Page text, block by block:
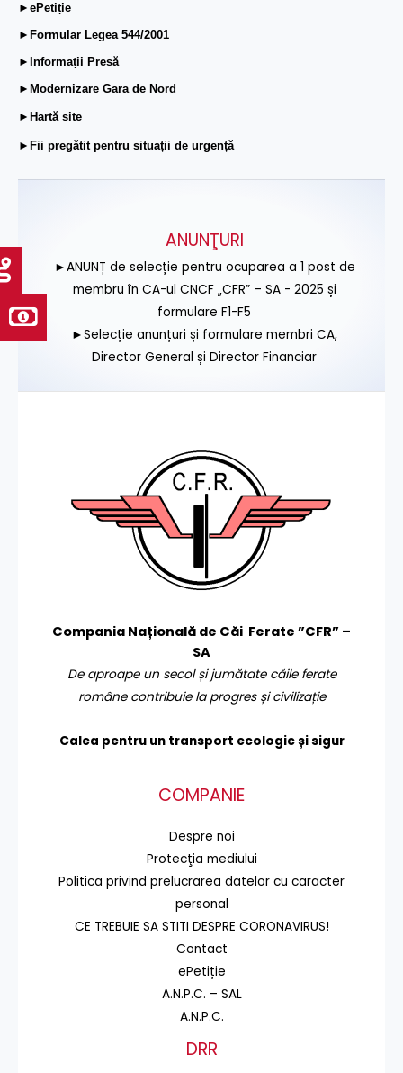
►ePetiție
►Formular Legea 544/2001
►Informații Presă
►Modernizare Gara de Nord
►Hartă site
►Fii pregătit pentru situații de urgență
ANUNŢURI
►ANUNȚ de selecție pentru ocuparea a 1 post de
membru în CA-ul CNCF „CFR” – SA - 2025 și
formulare F1-F5
►Selecție anunțuri și formulare membri CA,
Director General și Director Financiar
Compania Națională de Căi Ferate ”CFR” –
SA
De aproape un secol și jumătate căile ferate
române contribuie la progres și civilizație
Calea pentru un transport ecologic și sigur
COMPANIE
Despre noi
Protecţia mediului
Politica privind prelucrarea datelor cu caracter
personal
CE TREBUIE SA STITI DESPRE CORONAVIRUS!
Contact
ePetiție
A.N.P.C. – SAL
A.N.P.C.
DRR